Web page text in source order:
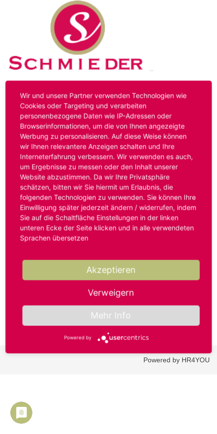
Kontakt Impressum Datenschutz
Hinweis:Das von ihnen aufgerufene Stellenangebot ist
bereits ausgelaufen. Alternative Stellenanzeigen finden
Sie unter:
www.schmieder-personal.de/stellenangebote
Oder Sie bewerben sich
initiativund wir suchen für Sie
passende Stellenangebote.
Anmelden
Benutzername oder E-Mail-Adresse*
Passwort*
Powered by HR4YOU
Wir und unsere Partner verwenden Technologien wie
Cookies oder Targeting und verarbeiten
personenbezogene Daten wie IP-Adressen oder
Browserinformationen, um die von Ihnen angezeigte
Werbung zu personalisieren. Auf diese Weise können
wir Ihnen relevantere Anzeigen schalten und Ihre
Interneterfahrung verbessern. Wir verwenden es auch,
um Ergebnisse zu messen oder den Inhalt unserer
Website abzustimmen. Da wir Ihre Privatsphäre
schätzen, bitten wir Sie hiermit um Erlaubnis, die
folgenden Technologien zu verwenden. Sie können Ihre
Einwilligung später jederzeit ändern / widerrufen, indem
Sie auf die Schaltfläche Einstellungen in der linken
unteren Ecke der Seite klicken und in alle verwendeten
Sprachen übersetzen
Akzeptieren
Verweigern
Mehr Info
Powered by